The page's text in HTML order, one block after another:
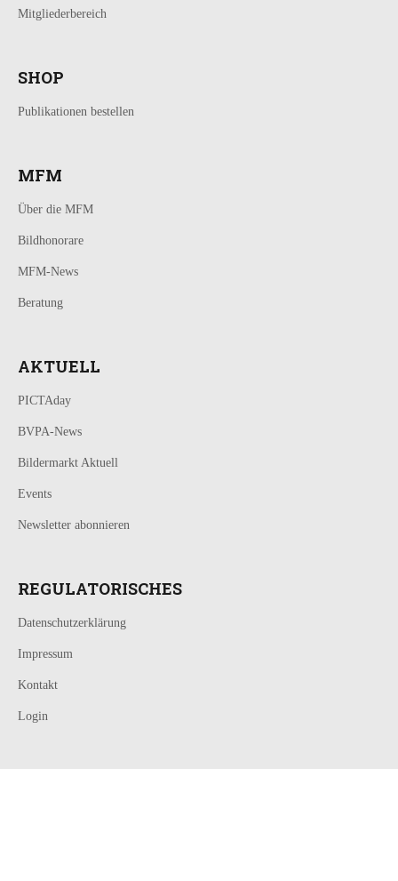
Mitgliederbereich
SHOP
Publikationen bestellen
MFM
Über die MFM
Bildhonorare
MFM-News
Beratung
AKTUELL
PICTAday
BVPA-News
Bildermarkt Aktuell
Events
Newsletter abonnieren
REGULATORISCHES
Datenschutzerklärung
Impressum
Kontakt
Login